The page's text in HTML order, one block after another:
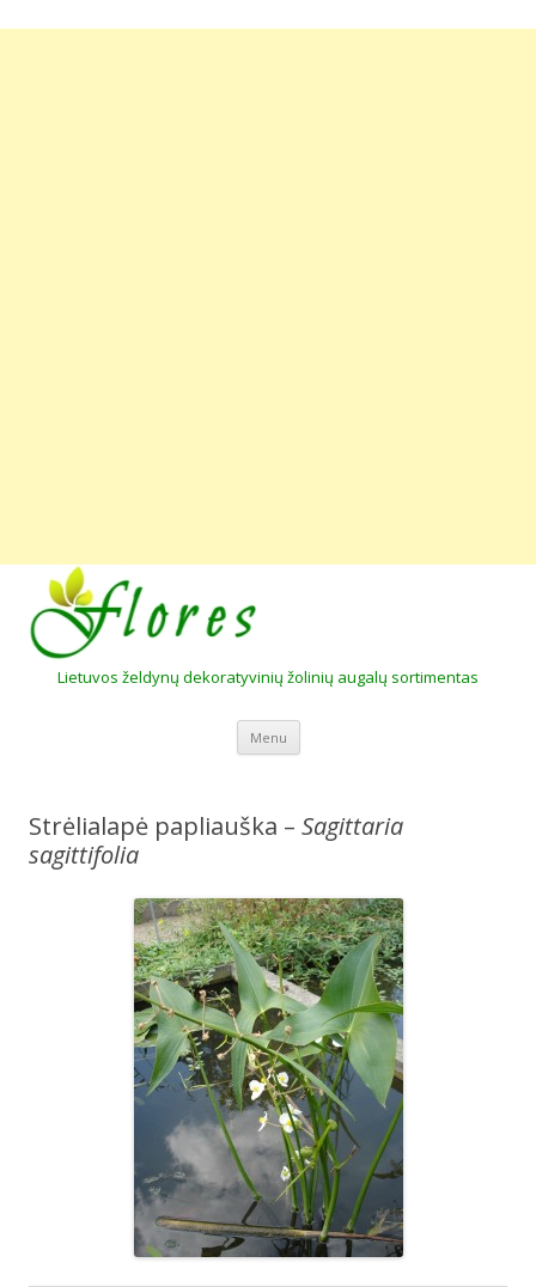
Lietuvos želdynų dekoratyvinių žolinių augalų sortimentas
Menu Skip to content
Strėlialapė papliauška – Sagittaria
sagittifolia